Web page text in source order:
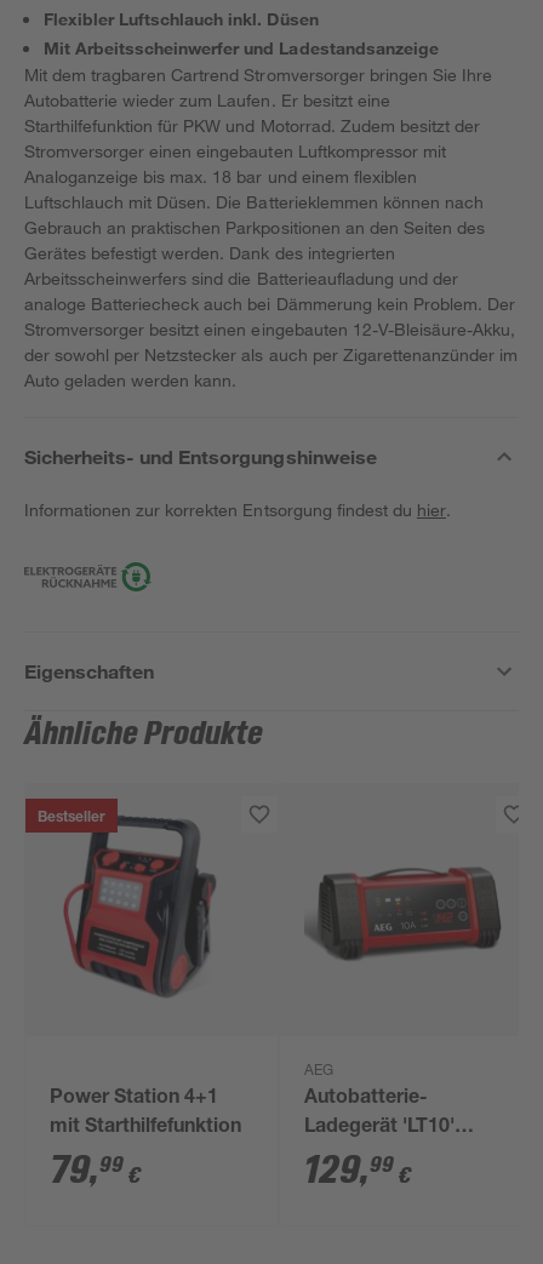
Flexibler Luftschlauch inkl. Düsen
Mit Arbeitsscheinwerfer und Ladestandsanzeige
Mit dem tragbaren Cartrend Stromversorger bringen Sie Ihre
Autobatterie wieder zum Laufen. Er besitzt eine
Starthilfefunktion für PKW und Motorrad. Zudem besitzt der
Stromversorger einen eingebauten Luftkompressor mit
Analoganzeige bis max. 18 bar und einem flexiblen
Luftschlauch mit Düsen. Die Batterieklemmen können nach
Gebrauch an praktischen Parkpositionen an den Seiten des
Gerätes befestigt werden. Dank des integrierten
Arbeitsscheinwerfers sind die Batterieaufladung und der
analoge Batteriecheck auch bei Dämmerung kein Problem. Der
Stromversorger besitzt einen eingebauten 12-V-Bleisäure-Akku,
der sowohl per Netzstecker als auch per Zigarettenanzünder im
Auto geladen werden kann.
Sicherheits- und Entsorgungshinweise
Informationen zur korrekten Entsorgung findest du hier.
Eigenschaften
Ähnliche Produkte
Bestseller
Power Station 4+1
mit Starthilfefunktion
79,99 €
AEG
Autobatterie-
Ladegerät 'LT10'
12/24 Volt
129,99 €